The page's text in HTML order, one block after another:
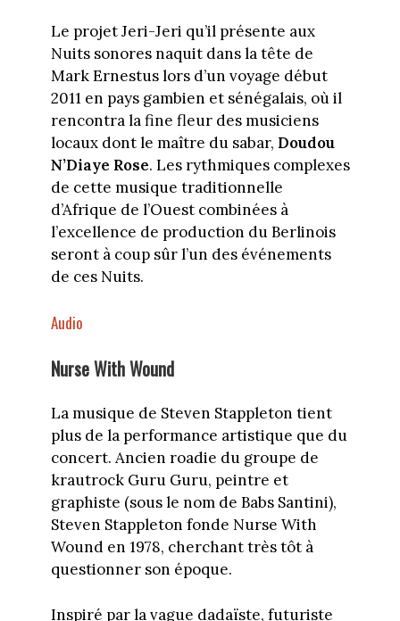
Le projet Jeri-Jeri qu’il présente aux
Nuits sonores naquit dans la tête de
Mark Ernestus lors d’un voyage début
2011 en pays gambien et sénégalais, où il
rencontra la fine fleur des musiciens
locaux dont le maître du sabar, Doudou
N’Diaye Rose. Les rythmiques complexes
de cette musique traditionnelle
d’Afrique de l’Ouest combinées à
l’excellence de production du Berlinois
seront à coup sûr l’un des événements
de ces Nuits.
Audio
Nurse With Wound
La musique de Steven Stappleton tient
plus de la performance artistique que du
concert. Ancien roadie du groupe de
krautrock Guru Guru, peintre et
graphiste (sous le nom de Babs Santini),
Steven Stappleton fonde Nurse With
Wound en 1978, cherchant très tôt à
questionner son époque.
Inspiré par la vague dadaïste, futuriste